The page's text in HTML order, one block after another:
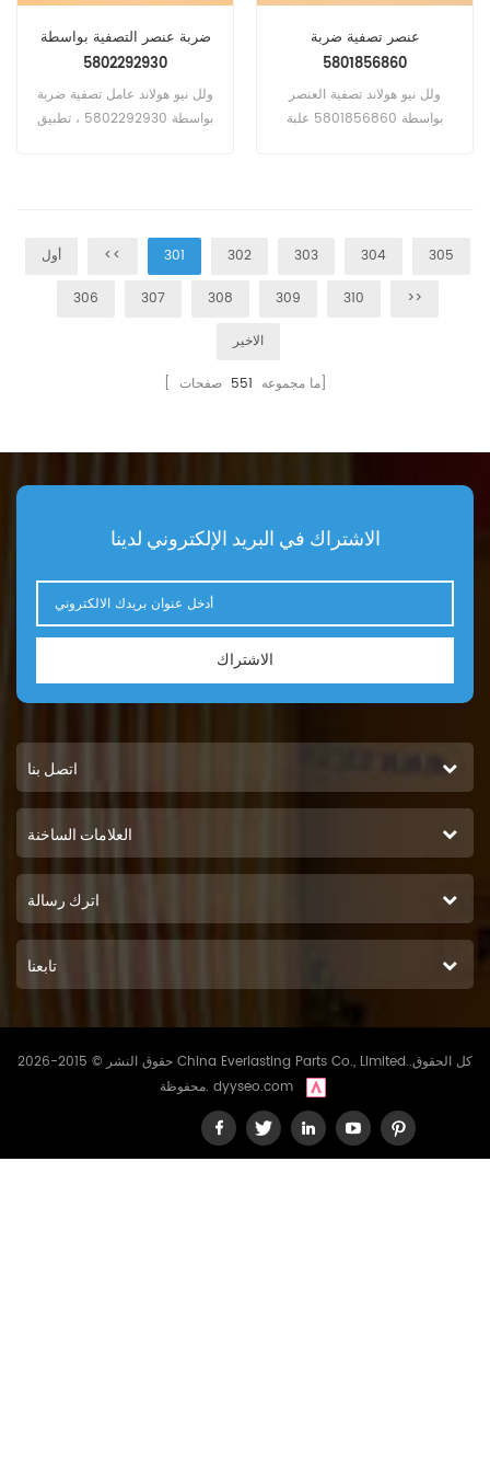
ضربة عنصر التصفية بواسطة
5802292930
ولل نيو هولاند عامل تصفية ضربة
بواسطة 5802292930 ، تطبيق
عنصر تصفية ضربة
5801856860
ولل نيو هولاند تصفية العنصر
بواسطة 5801856860 علبة
أول << 301 302 303 304 305
306 307 308 309 310 >>
الاخير
[ ما مجموعه 551 صفحات]
الاشتراك في البريد الإلكتروني لدينا
الاشتراك
اتصل بنا
العلامات الساخنة
اترك رسالة
تابعنا
حقوق النشر © 2015-2026 China Everlasting Parts Co., Limited..كل الحقوق
محفوظة. dyyseo.com